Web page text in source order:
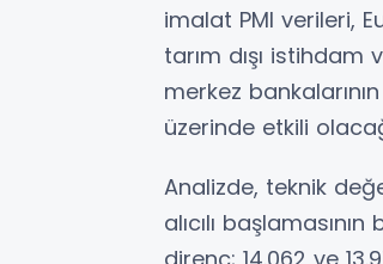
imalat PMI verileri,
tarım dışı
merkez
üzerinde etkili
Analizde, teknik
alıcılı